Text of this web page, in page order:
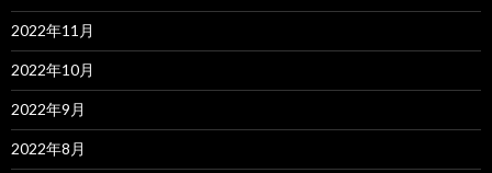
2022年11月
2022年10月
2022年9月
2022年8月